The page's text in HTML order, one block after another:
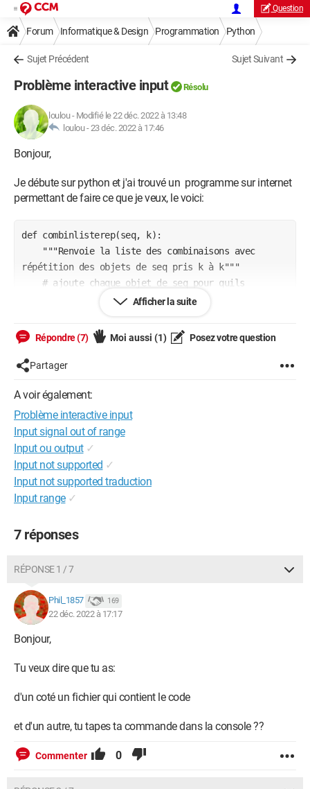
Question
Forum Informatique & Design Programmation Python
Sujet Précédent Sujet Suivant
Problème interactive input Résolu
loulou- Modifié le 22 déc. 2022 à 13:48
loulou -23 déc. 2022 à 17:46
Bonjour,
Je débute sur python et j'ai trouvé un programme sur internet
permettant de faire ce que je veux, le voici:
def combinlisterep(seq, k):
répétition des objets de seq pris k à k"""
apparaissent chacun k fois
    for elem in seq:
        if elem not in seq2:
            for i in xrange(0,k):
    # calcule la liste "normale" des combinaisons
    p = combinliste(seq2, k)
    # élimine de cette liste les éléments
identiques (comme [1,2] et [1,2])
    for x in p:
        if x not in p2:
            p2.append(x)
    return p2
dans la console je marque :
print combinlisterep([1,2,3],2)
et il y a ecrit :
File "<interactive input>", line 1
^
Afficher la suite
Répondre (7) Moi aussi (1) Posez votre question
Partager
A voir également:
Problème interactive input
Input signal out of range
Input ou output ✓
Input not supported ✓
Input not supported traduction
Input range ✓
7 réponses
RÉPONSE 1 / 7
Phil_1857 169
22 déc. 2022 à 17:17
Bonjour,
Tu veux dire que tu as:
d'un coté un fichier qui contient le code
et d'un autre, tu tapes ta commande dans la console ??
Commenter 0